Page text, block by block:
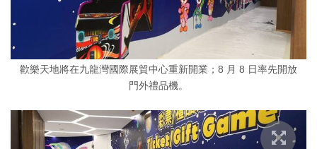
歡樂天地將在九龍灣國際展貿中心重新開業；8 月 8 日率先開放
門外禮品機。